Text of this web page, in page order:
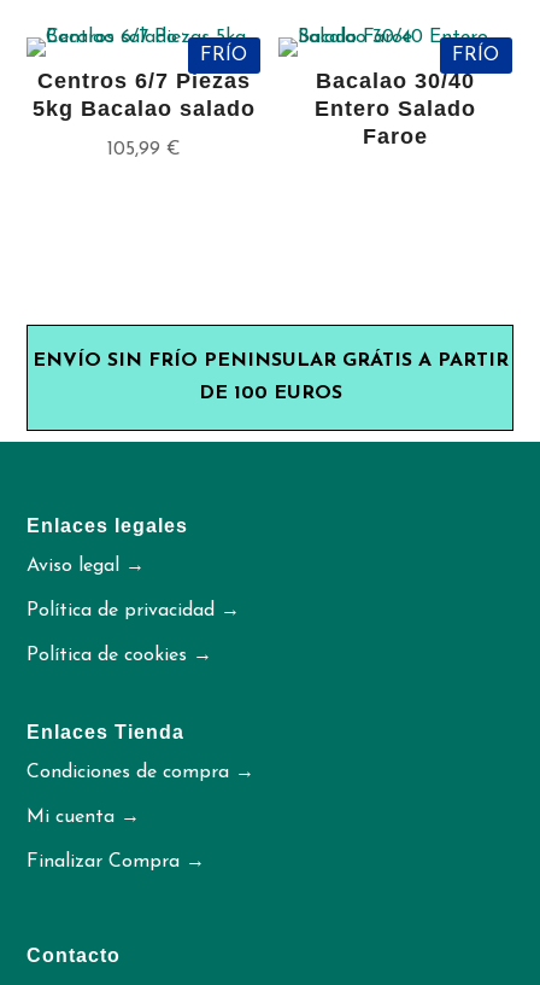
FRÍO
Centros 6/7 Piezas
5kg Bacalao salado
105,99 €
FRÍO
Bacalao 30/40
Entero Salado
Faroe
ENVÍO SIN FRÍO PENINSULAR GRÁTIS A PARTIR
DE 100 EUROS
Enlaces legales
Aviso legal →
Política de privacidad →
Política de cookies →
Enlaces Tienda
Condiciones de compra →
Mi cuenta →
Finalizar Compra →
Contacto